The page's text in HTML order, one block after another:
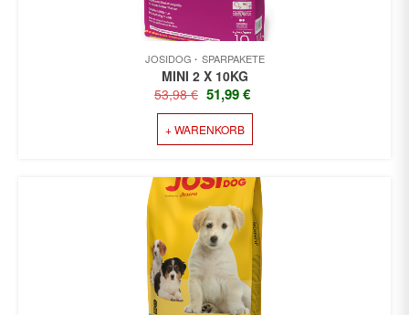
JOSIDOG SPARPAKETE
MINI 2 X 10KG
53,98€ URSPRÜNGLICHER
PREIS
WAR:
53,98 €
51,99€
+ WARENKORB